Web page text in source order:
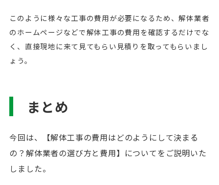
このように様々な工事の費用が必要になるため、解体業者
のホームページなどで解体工事の費用を確認するだけでな
く、直接現地に来て見てもらい見積りを取ってもらいまし
ょう。
まとめ
今回は、【解体工事の費用はどのようにして決まる
の？解体業者の選び方と費用】についてをご説明いた
しました。